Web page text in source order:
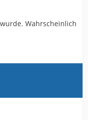
Wahrscheinlich